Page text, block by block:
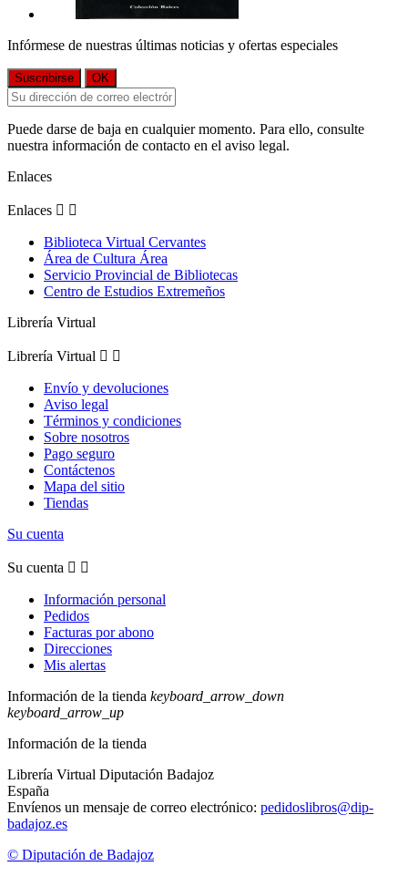
Infórmese de nuestras últimas noticias y ofertas especiales
Puede darse de baja en cualquier momento. Para ello, consulte
nuestra información de contacto en el aviso legal.
Enlaces
Enlaces  
Biblioteca Virtual Cervantes
Área de Cultura Área
Servicio Provincial de Bibliotecas
Centro de Estudios Extremeños
Librería Virtual
Librería Virtual  
Envío y devoluciones
Aviso legal
Términos y condiciones
Sobre nosotros
Pago seguro
Contáctenos
Mapa del sitio
Tiendas
Su cuenta
Su cuenta  
Información personal
Pedidos
Facturas por abono
Direcciones
Mis alertas
Información de la tienda keyboard_arrow_down
keyboard_arrow_up
Información de la tienda
Librería Virtual Diputación Badajoz
España
Envíenos un mensaje de correo electrónico: pedidoslibros@dip-
badajoz.es
© Diputación de Badajoz